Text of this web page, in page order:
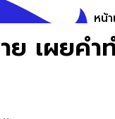
หน้
เผยคำท